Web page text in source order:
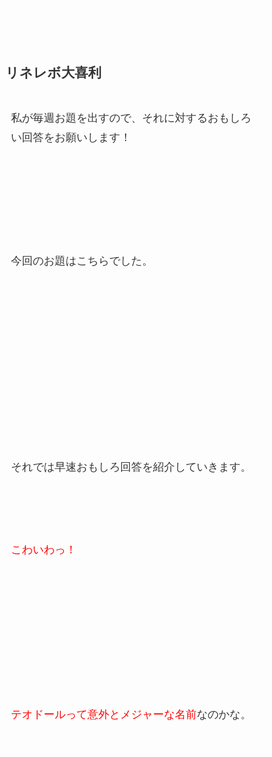
リネレボ大喜利
私が毎週お題を出すので、それに対するおもしろ
い回答をお願いします！
今回のお題はこちらでした。
それでは早速おもしろ回答を紹介していきます。
こわいわっ！
テオドールって意外とメジャーな名前なのかな。